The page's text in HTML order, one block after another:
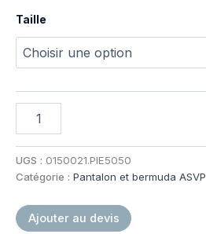
Taille
d'intervention
Été
UGS : 0150021.PIE5050
Catégorie : Pantalon et bermuda ASVP
Ajouter au devis